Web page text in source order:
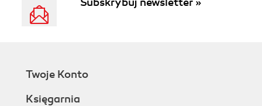
Twoje Konto
Księgarnia